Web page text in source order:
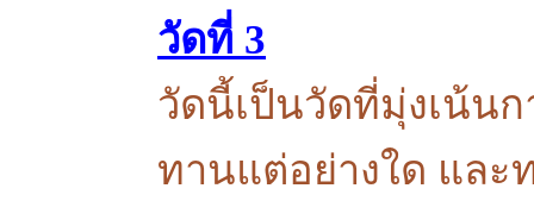
วัดที่ 3
วัดนี้เป็นวัดที่มุ่งเน้น
ทานแต่อย่างใด และ